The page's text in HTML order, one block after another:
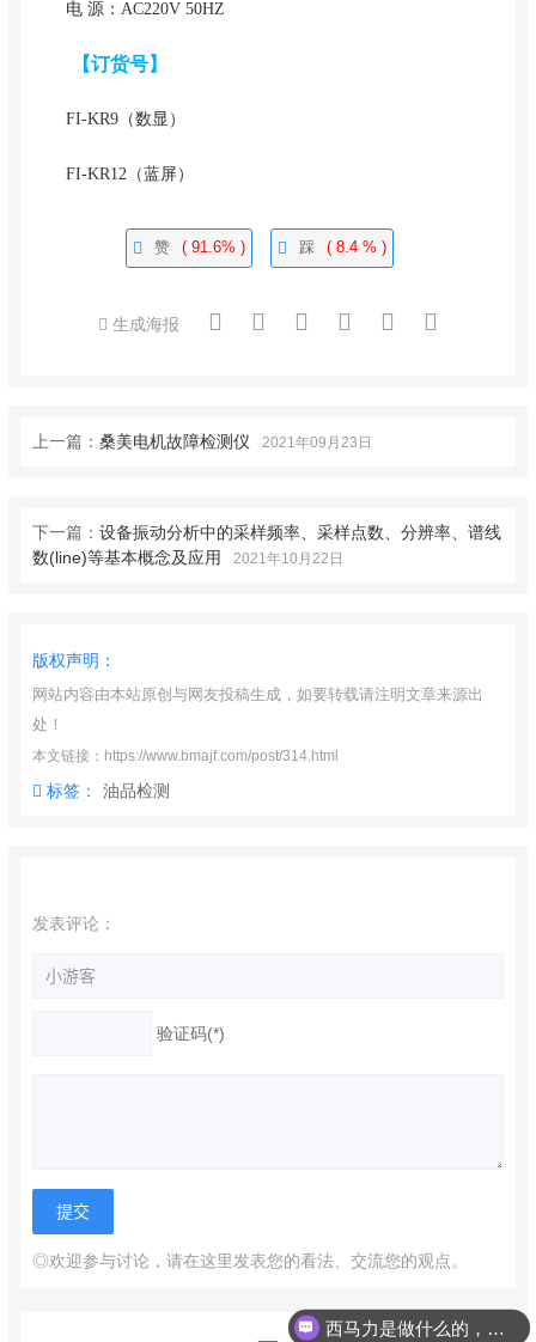
电 源：AC220V 50HZ
【订货号】
FI-KR9（数显）
FI-KR12（蓝屏）
赞 ( 91.6% ) 踩 ( 8.4 % )
生成海报
上一篇： 桑美电机故障检测仪 2021年09月23日
下一篇： 设备振动分析中的采样频率、采样点数、分辨率、谱线
数(line)等基本概念及应用
2021年10月22日
版权声明：
网站内容由本站原创与网友投稿生成，如要转载请注明文章来源出
处！
本文链接：https://www.bmajf.com/post/314.html
标签： 油品检测
发表评论：
验证码(*)
◎欢迎参与讨论，请在这里发表您的看法、交流您的观点。